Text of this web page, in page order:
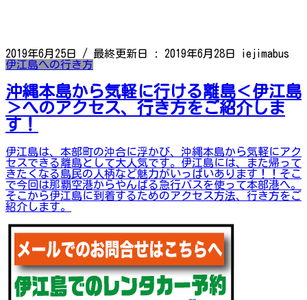
2019年6月25日 / 最終更新日 : 2019年6月28日
iejimabus
伊江島への行き方
沖縄本島から気軽に行ける離島＜伊江島
＞へのアクセス、行き方をご紹介しま
す！
伊江島は、本部町の沖合に浮かび、沖縄本島から気軽にアク
セスできる離島として大人気です。伊江島には、また帰って
きたくなる島民の人柄など魅力がいっぱいあります！！そこ
で今回は那覇空港からやんばる急行バスを使って本部港へ。
そこから伊江島に到着するためのアクセス方法、行き方をご
紹介します。